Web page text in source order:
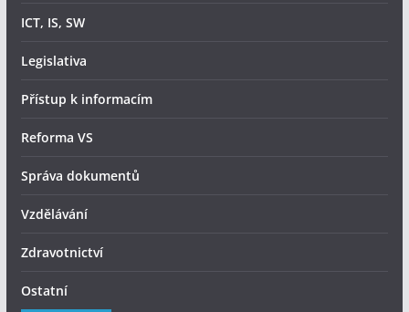
ICT, IS, SW
Legislativa
Přístup k informacím
Reforma VS
Správa dokumentů
Vzdělávání
Zdravotnictví
Ostatní